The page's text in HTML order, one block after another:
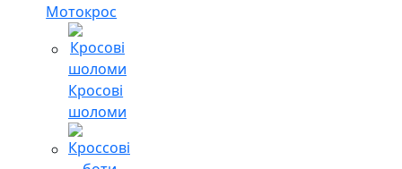
Мотокрос
Кросові
шоломи